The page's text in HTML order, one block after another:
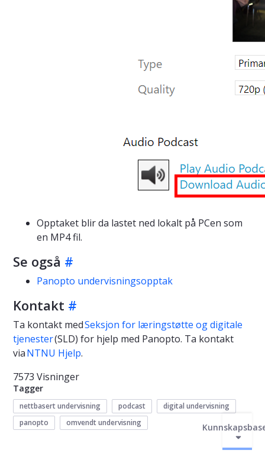
Opptaket blir da lastet ned lokalt på PCen som
en MP4 fil.
Se også #
Panopto undervisningsopptak
Kontakt #
Ta kontakt medSeksjon for læringstøtte og digitale
tjenester(SLD) for hjelp med Panopto. Ta kontakt
viaNTNU Hjelp.
7573 Visninger
Tagger
nettbasert undervisning podcast
digital undervisning
panopto
omvendt undervisning